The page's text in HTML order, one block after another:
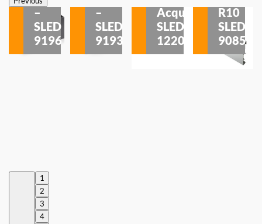
–
SLED
9196
–
SLED
9193
Acqua
SLED
1220
R10
SLED
9085
1
2
3
4